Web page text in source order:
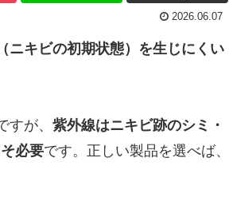
2026.06.07
ニキビの初期状態）を生じにくい
が、 紫外線はニキビ跡のシミ・
必要です。正しい製品を選べば、